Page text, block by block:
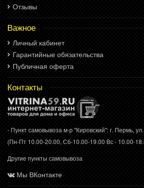
Отзывы
Важное
Личный кабинет
Гарантийные обязательства
Публичная оферта
Контакты
- Пункт самовывоза м-р "Кировский": г. Пермь,
(Пн-Пт 10.00-20.00, Сб-10.00-19.00 Вс - 10.00-
Другие пункты самовывоза
Мы ВКонтакте